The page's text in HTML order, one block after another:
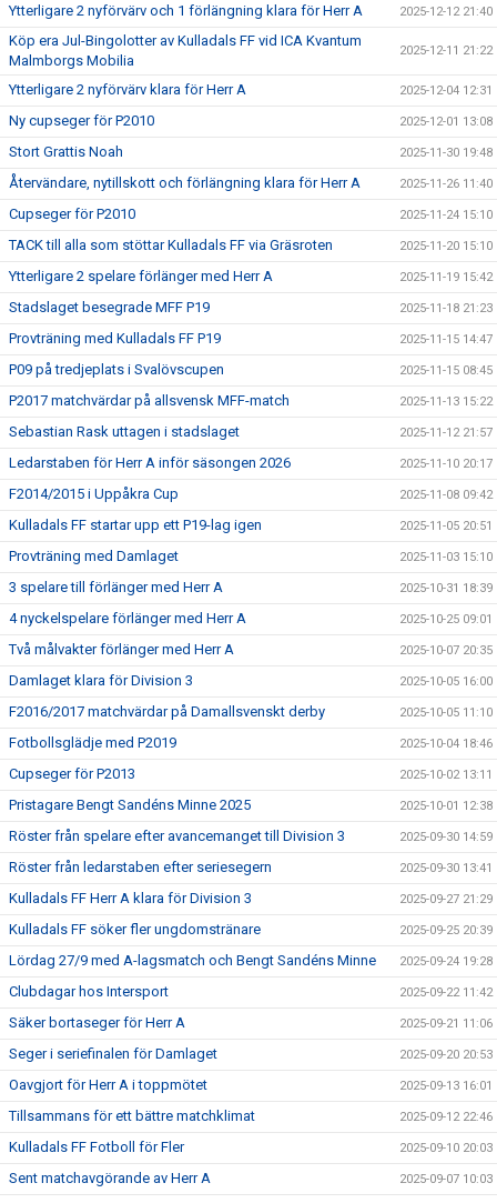
Ytterligare 2 nyförvärv och 1 förlängning klara för Herr A 2025-12-12 21:40
Köp era Jul-Bingolotter av Kulladals FF vid ICA Kvantum
Malmborgs Mobilia
2025-12-11 21:22
Ytterligare 2 nyförvärv klara för Herr A 2025-12-04 12:31
Ny cupseger för P2010 2025-12-01 13:08
Stort Grattis Noah 2025-11-30 19:48
Återvändare, nytillskott och förlängning klara för Herr A 2025-11-26 11:40
Cupseger för P2010 2025-11-24 15:10
TACK till alla som stöttar Kulladals FF via Gräsroten 2025-11-20 15:10
Ytterligare 2 spelare förlänger med Herr A 2025-11-19 15:42
Stadslaget besegrade MFF P19 2025-11-18 21:23
Provträning med Kulladals FF P19 2025-11-15 14:47
P09 på tredjeplats i Svalövscupen 2025-11-15 08:45
P2017 matchvärdar på allsvensk MFF-match 2025-11-13 15:22
Sebastian Rask uttagen i stadslaget 2025-11-12 21:57
Ledarstaben för Herr A inför säsongen 2026 2025-11-10 20:17
F2014/2015 i Uppåkra Cup 2025-11-08 09:42
Kulladals FF startar upp ett P19-lag igen 2025-11-05 20:51
Provträning med Damlaget 2025-11-03 15:10
3 spelare till förlänger med Herr A 2025-10-31 18:39
4 nyckelspelare förlänger med Herr A 2025-10-25 09:01
Två målvakter förlänger med Herr A 2025-10-07 20:35
Damlaget klara för Division 3 2025-10-05 16:00
F2016/2017 matchvärdar på Damallsvenskt derby 2025-10-05 11:10
Fotbollsglädje med P2019 2025-10-04 18:46
Cupseger för P2013 2025-10-02 13:11
Pristagare Bengt Sandéns Minne 2025 2025-10-01 12:38
Röster från spelare efter avancemanget till Division 3 2025-09-30 14:59
Röster från ledarstaben efter seriesegern 2025-09-30 13:41
Kulladals FF Herr A klara för Division 3 2025-09-27 21:29
Kulladals FF söker fler ungdomstränare 2025-09-25 20:39
Lördag 27/9 med A-lagsmatch och Bengt Sandéns Minne 2025-09-24 19:28
Clubdagar hos Intersport 2025-09-22 11:42
Säker bortaseger för Herr A 2025-09-21 11:06
Seger i seriefinalen för Damlaget 2025-09-20 20:53
Oavgjort för Herr A i toppmötet 2025-09-13 16:01
Tillsammans för ett bättre matchklimat 2025-09-12 22:46
Kulladals FF Fotboll för Fler 2025-09-10 20:03
Sent matchavgörande av Herr A 2025-09-07 10:03